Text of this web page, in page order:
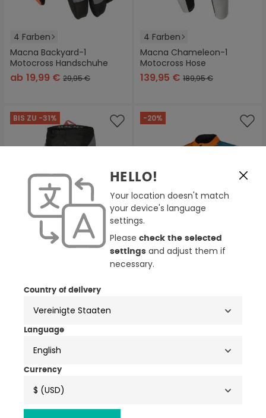
4 Farben
Macna Backyard-1
Motocross Handschuhe
ab 19,99 € 29,95 €
4 Farben
Macna Chameleon-1
Motocross Hose
139,95 € 189,95 €
BIS ZU -31%
Macna Backyard-1
Motocross Hose
-20%
HELLO!
Your location doesn't match
your device's language
settings.
Please check the selected
settings and adjust them if
necessary.
Country of delivery
Language
English
Currency
$ (USD)